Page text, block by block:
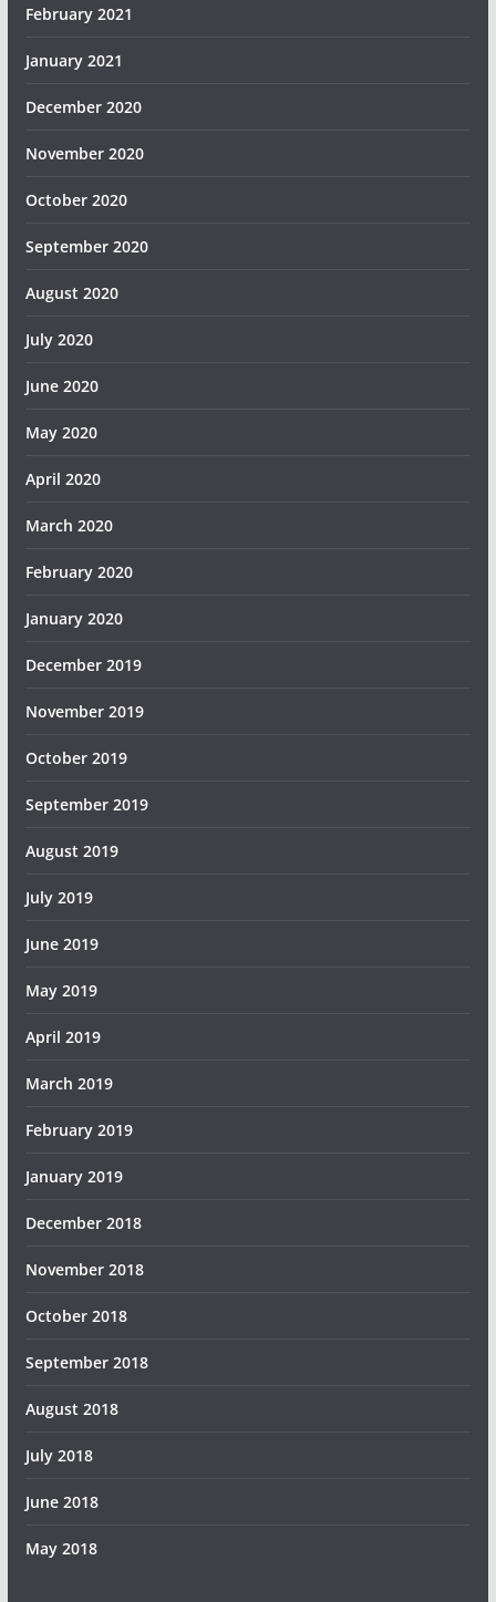
February 2021
January 2021
December 2020
November 2020
October 2020
September 2020
August 2020
July 2020
June 2020
May 2020
April 2020
March 2020
February 2020
January 2020
December 2019
November 2019
October 2019
September 2019
August 2019
July 2019
June 2019
May 2019
April 2019
March 2019
February 2019
January 2019
December 2018
November 2018
October 2018
September 2018
August 2018
July 2018
June 2018
May 2018